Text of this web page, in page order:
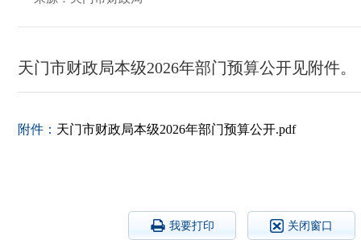
天门市财政局本级2026年部门预算公开见附件。
附件： 天门市财政局本级2026年部门预算公开.pdf
我要打印 关闭窗口